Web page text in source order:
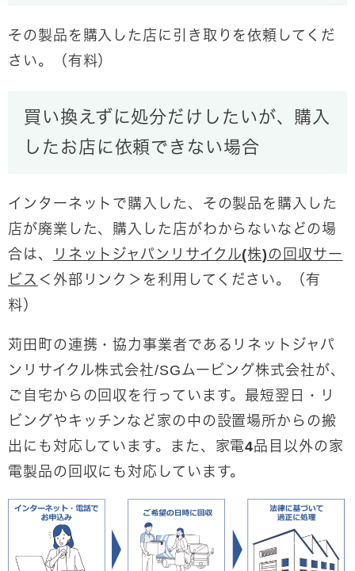
その製品を購入した店に引き取りを依頼してくだ
さい。
（有料）
買い換えずに処分だけしたいが、購入
したお店に依頼できない場合
インターネットで購入した、その製品を購入した
店が廃業した、購入した店がわからないなどの場
合は、
リネットジャパンリサイクル(株)の回収サー
ビス ＜外部リンク＞ を利用してください。
（有
料）
苅田町の連携・協力事業者であるリネットジャパ
ンリサイクル株式会社/SGムービング株式会社が、
ご自宅からの回収を行っています。 最短翌日・リ
ビングやキッチンなど家の中の設置場所からの搬
出にも対応しています。また、家電4品目以外の家
電製品の回収にも対応しています。